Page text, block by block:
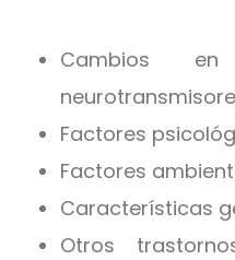
Cambios
Factores
Factores
Características
Otros